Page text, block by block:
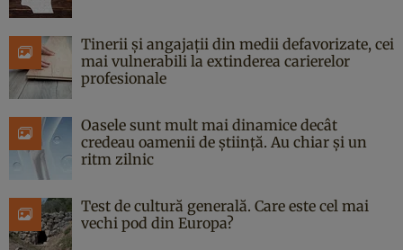
Tinerii și angajații din medii defavorizate, cei
mai vulnerabili la extinderea carierelor
profesionale
Oasele sunt mult mai dinamice decât
credeau oamenii de știință. Au chiar și un
ritm zilnic
Test de cultură generală. Care este cel mai
vechi pod din Europa?